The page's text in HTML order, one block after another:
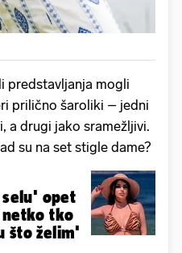
predstavljanja mogli
prilično šaroliki – jedni
a drugi jako sramežljivi.
su na set stigle dame?
selu' opet
tko
što želim'